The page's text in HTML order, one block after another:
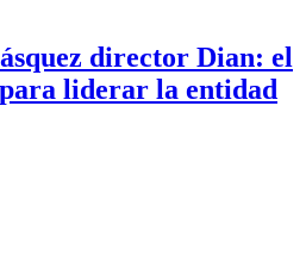
director Dian: el
liderar la entidad